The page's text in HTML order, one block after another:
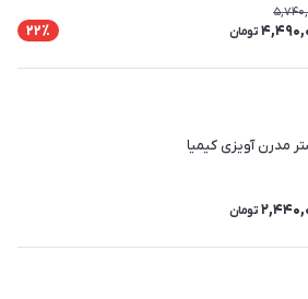
تومان 22٪
مدرن آویزی کیمیا
تومان